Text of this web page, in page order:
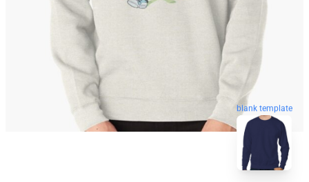
blank template